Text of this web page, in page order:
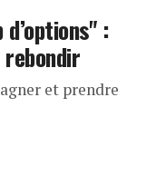
d’options" :
et prendre